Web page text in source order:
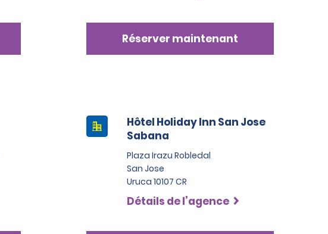
Réserver maintenant
Hôtel Holiday Inn San Jose
Sabana
Plaza Irazu Robledal
San Jose
Uruca 10107 CR
Détails de l’agence